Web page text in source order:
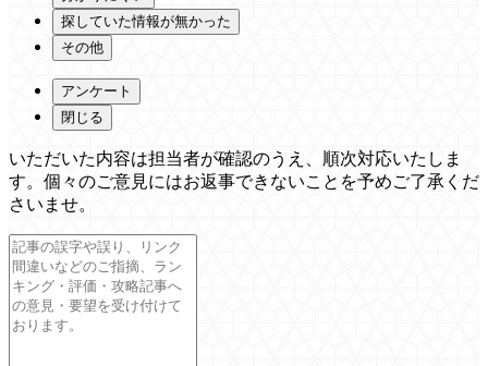
探していた情報が無かった
その他
アンケート
閉じる
いただいた内容は担当者が確認のうえ、順次対応いたしま
す。個々のご意見にはお返事できないことを予めご了承くだ
さいませ。